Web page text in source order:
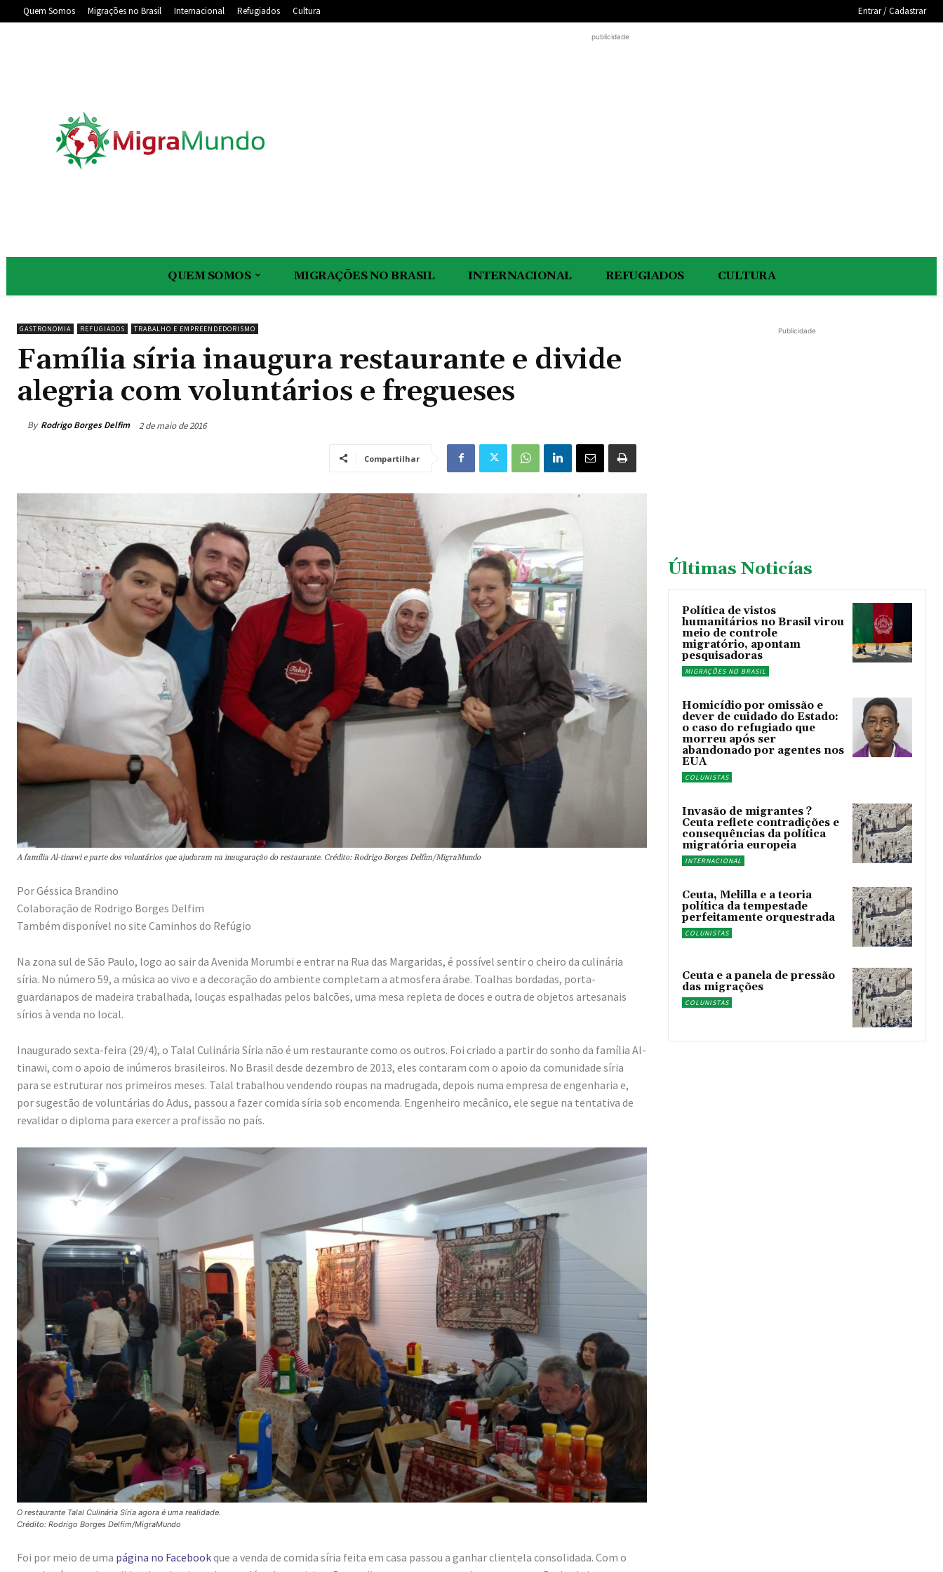
Quem Somos Migrações no Brasil Internacional Refugiados Cultura Entrar / Cadastrar
publicidade
QUEM SOMOS MIGRAÇÕES NO BRASIL INTERNACIONAL REFUGIADOS CULTURA
GASTRONOMIA REFUGIADOS TRABALHO E EMPREENDEDORISMO
Família síria inaugura restaurante e divide
alegria com voluntários e fregueses
By Rodrigo Borges Delfim 2 de maio de 2016
Compartilhar
A família Al-tinawi e parte dos voluntários que ajudaram na inauguração do restaurante. Crédito: Rodrigo Borges Delfim/MigraMundo
Por Géssica Brandino
Colaboração de Rodrigo Borges Delfim
Também disponível no site Caminhos do Refúgio
Na zona sul de São Paulo, logo ao sair da Avenida Morumbi e entrar na Rua das Margaridas, é possível sentir o cheiro da culinária
síria. No número 59, a música ao vivo e a decoração do ambiente completam a atmosfera árabe. Toalhas bordadas, porta-
guardanapos de madeira trabalhada, louças espalhadas pelos balcões, uma mesa repleta de doces e outra de objetos artesanais
sírios à venda no local.
Inaugurado sexta-feira (29/4), o Talal Culinária Síria não é um restaurante como os outros. Foi criado a partir do sonho da família Al-
tinawi, com o apoio de inúmeros brasileiros. No Brasil desde dezembro de 2013, eles contaram com o apoio da comunidade síria
para se estruturar nos primeiros meses. Talal trabalhou vendendo roupas na madrugada, depois numa empresa de engenharia e,
por sugestão de voluntárias do Adus, passou a fazer comida síria sob encomenda. Engenheiro mecânico, ele segue na tentativa de
revalidar o diploma para exercer a profissão no país.
O restaurante Talal Culinária Síria agora é uma realidade.
Crédito: Rodrigo Borges Delfim/MigraMundo
Foi por meio de uma página no Facebookque a venda de comida síria feita em casa passou a ganhar clientela consolidada. Com o
Publicidade
Últimas Noticías
Política de vistos
humanitários no Brasil virou
meio de controle
migratório, apontam
pesquisadoras
MIGRAÇÕES NO BRASIL
Homicídio por omissão e
dever de cuidado do Estado:
o caso do refugiado que
morreu após ser
abandonado por agentes nos
EUA
COLUNISTAS
Invasão de migrantes ?
Ceuta reflete contradições e
consequências da política
migratória europeia
INTERNACIONAL
Ceuta, Melilla e a teoria
política da tempestade
perfeitamente orquestrada
COLUNISTAS
Ceuta e a panela de pressão
das migrações
COLUNISTAS